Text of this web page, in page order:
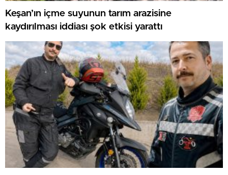
Keşan’ın içme suyunun tarım arazisine
kaydırılması iddiası şok etkisi yarattı